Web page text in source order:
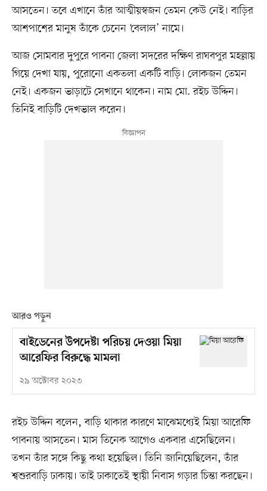
আসতেন। তবে এখানে তাঁর আত্মীয়স্বজন তেমন কেউ নেই। বাড়ির
আশপাশের মানুষ তাঁকে চেনেন ‘বেলাল’ নামে।
আজ সোমবার দুপুরে পাবনা জেলা সদরের দক্ষিণ রাঘবপুর মহল্লায়
গিয়ে দেখা যায়, পুরোনো একতলা একটি বাড়ি। লোকজন তেমন
নেই। একজন ভাড়াটে সেখানে থাকেন। নাম মো. রইচ উদ্দিন।
তিনিই বাড়িটি দেখভাল করেন।
আরও পড়ুন
বাইডেনের উপদেষ্টা পরিচয় দেওয়া মিয়া
আরেফির বিরুদ্ধে মামলা
২৯ অক্টোবর ২০২৩
রইচ উদ্দিন বলেন, বাড়ি থাকার কারণে মাঝেমধ্যেই মিয়া আরেফি
পাবনায় আসতেন। মাস তিনেক আগেও একবার এসেছিলেন।
তখন তাঁর সঙ্গে কিছু কথা হয়েছিল। তিনি জানিয়েছিলেন, তাঁর
শ্বশুরবাড়ি ঢাকায়। তাই ঢাকাতেই স্থায়ী নিবাস গড়ার চিন্তা করছেন।